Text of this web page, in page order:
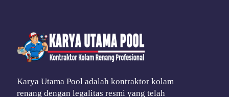
Karya Utama Pool adalah kontraktor kolam
renang dengan legalitas resmi yang telah